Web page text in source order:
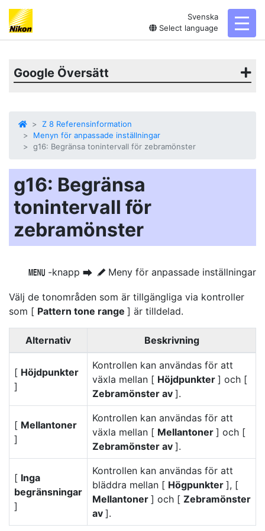
Svenska
Select language
Google Översätt
Z 8 Referensinformation
Menyn för anpassade inställningar
g16: Begränsa tonintervall för zebramönster
g16: Begränsa
tonintervall för
zebramönster
G -knapp U A Meny för anpassade inställningar
Välj de tonområden som är tillgängliga via kontroller
som [ Pattern tone range ] är tilldelad.
Alternativ Beskrivning
[ Höjdpunkter
]
Kontrollen kan användas för att
växla mellan [ Höjdpunkter ] och [
Zebramönster av ].
[ Mellantoner
]
Kontrollen kan användas för att
växla mellan [ Mellantoner ] och [
Zebramönster av ].
[ Inga
begränsningar
]
Kontrollen kan användas för att
bläddra mellan [ Högpunkter ], [
Mellantoner ] och [ Zebramönster
av ].